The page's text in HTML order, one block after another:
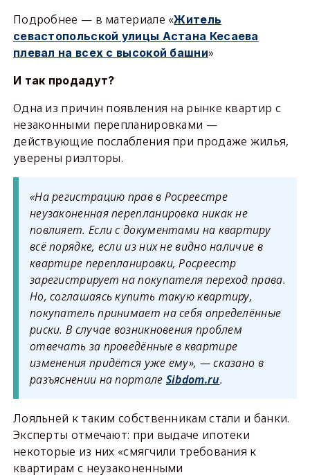
Подробнее — в материале «Житель
севастопольской улицы Астана Кесаева
плевал на всех с высокой башни»
И так продадут?
Одна из причин появления на рынке квартир с
незаконными перепланировками —
действующие послабления при продаже жилья,
уверены риэлторы.
«На регистрацию прав в Росреестре
неузаконенная перепланировка никак не
повлияет. Если с документами на квартиру
всё порядке, если из них не видно наличие в
квартире перепланировки, Росреестр
зарегистрирует на покупателя переход права.
Но, соглашаясь купить такую квартиру,
покупатель принимает на себя определённые
риски. В случае возникновения проблем
отвечать за проведённые в квартире
изменения придётся уже ему», — сказано в
разъяснении на портале Sibdom.ru.
Лояльней к таким собственникам стали и банки.
Эксперты отмечают: при выдаче ипотеки
некоторые из них «смягчили требования к
квартирам с неузаконенными